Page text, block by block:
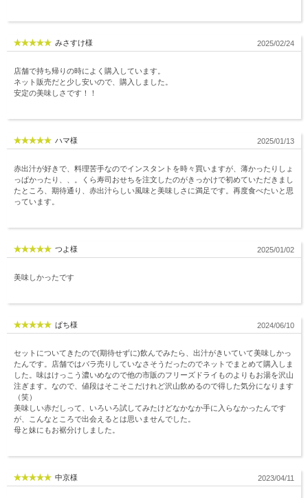
みさすけ様 2025/02/24
店舗で持ち帰りの時によく購入しています。
ネット販売だと少し安いので、購入しました。
安定の美味しさです！！
ハマ様 2025/01/13
赤出汁が好きで、料理苦手なのでインスタントを時々買いますが、薄かったりしょ
っぱかったり、、。くら寿司おせちを注文したのがきっかけで初めていただきまし
たところ、期待通り、赤出汁らしい風味と美味しさに満足です。再度食べたいと思
っています。
つよ様 2025/01/02
美味しかったです
ぱち様 2024/06/10
セットについてきたので(期待せずに)飲んでみたら、出汁がきいていて美味しかっ
たんです。店舗ではバラ売りしていなさそうだったのでネットでまとめて購入しま
した。味はけっこう濃いめなので他の市販のフリーズドライものよりもお湯を沢山
注ぎます。なので、値段はそこそこだけれど沢山飲めるので得した気分になります
（笑）
美味しい赤だしって、いろいろ試してみたけどなかなか手に入らなかったんです
が、こんなところで出会えるとは思いませんでした。
母と妹にもお裾分けしました。
中京様 2023/04/11